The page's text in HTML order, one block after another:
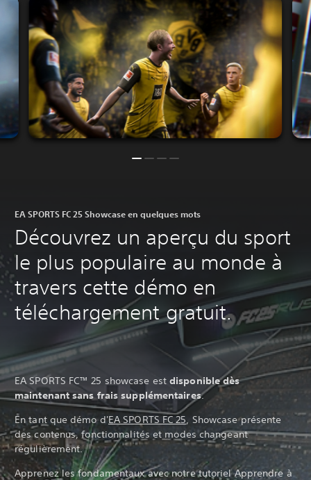
EA SPORTS FC 25 Showcase en quelques mots
Découvrez un aperçu du sport
le plus populaire au monde à
travers cette démo en
téléchargement gratuit.
EA SPORTS FC™ 25 showcase est disponible dès
maintenant sans frais supplémentaires‎.
En tant que démo d'EA SPORTS FC 25 , Showcase présente
des contenus, fonctionnalités et modes changeant
régulièrement.
Apprenez les fondamentaux avec notre tutoriel Apprendre à